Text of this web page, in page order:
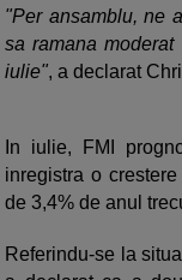
"Per ansamblu, ne
sa ramana
iulie", a declarat
In iulie, FMI
inregistra o
de 3,4% de anul
Referindu-se la